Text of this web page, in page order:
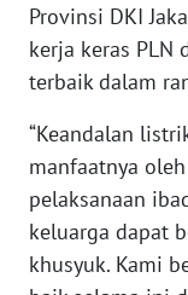
Provinsi DKI
kerja keras PLN
terbaik dalam
“Keandalan
manfaatnya
pelaksanaan
keluarga dapat
khusyuk. Kami
WN
BALI
KALBAR
WN
KALTENG